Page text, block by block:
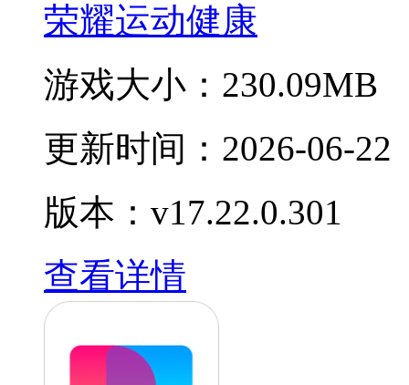
荣耀运动健康
游戏大小： 230.09MB
更新时间： 2026-06-22
版本：v17.22.0.301
查看详情